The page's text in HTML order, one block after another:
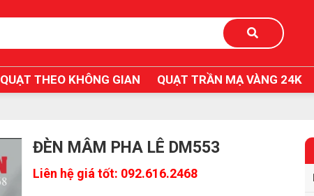
QUẠT THEO KHÔNG GIAN QUẠT TRẦN MẠ VÀNG 24K
ĐÈN MÂM PHA LÊ DM553
Liên hệ giá tốt: 092.616.2468